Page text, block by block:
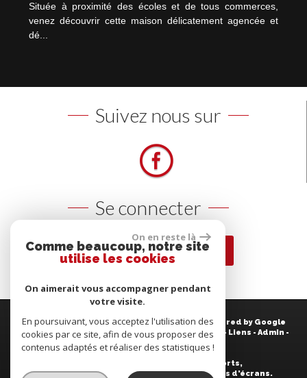
Située à proximité des écoles et de tous commerces,
venez découvrir cette maison délicatement agencée et
dé...
Suivez nous sur
Se connecter
Espace propriétaires
© 2026 | Tous droits réservés | Traduction powered by Google
Plan du site-Mentions légales- Nos honoraires - Liens - Admin -
Politique RGPD
Site internet compatible multi-supports,
un seul site adaptable à tous les types d'écrans.
On en reste là
Comme beaucoup, notre site
utilise les cookies
On aimerait vous accompagner pendant
votre visite.
En poursuivant, vous acceptez l'utilisation des
cookies par ce site, afin de vous proposer des
contenus adaptés et réaliser des statistiques !